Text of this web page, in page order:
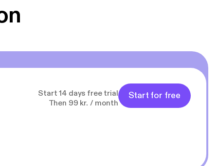
Start 14 days free trial
Then 99 kr. / month
Start for free